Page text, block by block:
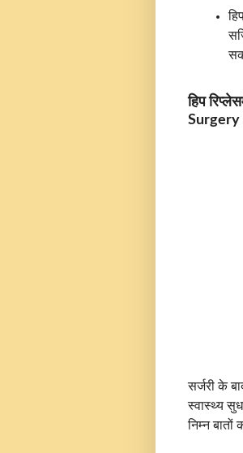
हिप
सर्जरी के
स्वास्थ्य
निम्न